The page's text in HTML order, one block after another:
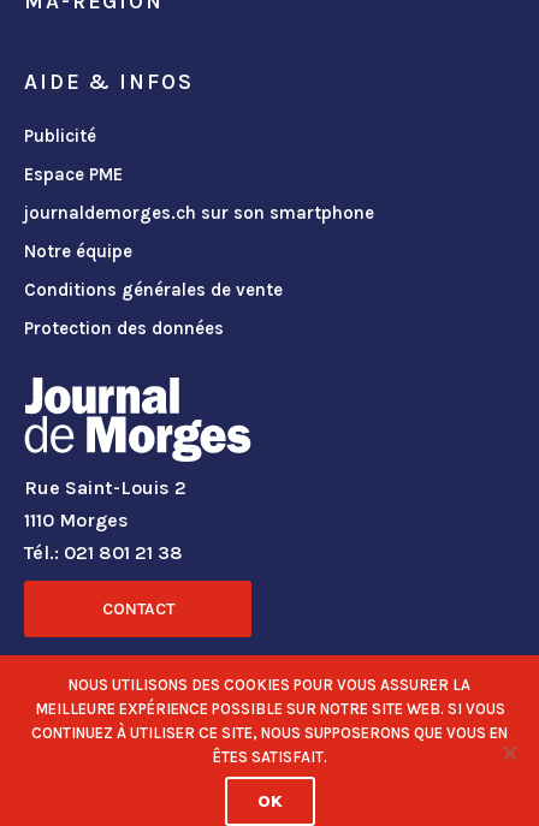
AIDE & INFOS
Publicité
Espace PME
journaldemorges.ch sur son smartphone
Notre équipe
Conditions générales de vente
Protection des données
Rue Saint-Louis 2
1110 Morges
Tél.: 021 801 21 38
CONTACT
RÉSEAUX SOCIAUX
NOUS UTILISONS DES COOKIES POUR VOUS ASSURER LA
MEILLEURE EXPÉRIENCE POSSIBLE SUR NOTRE SITE WEB. SI VOUS
CONTINUEZ À UTILISER CE SITE, NOUS SUPPOSERONS QUE VOUS EN
ÊTES SATISFAIT.
OK